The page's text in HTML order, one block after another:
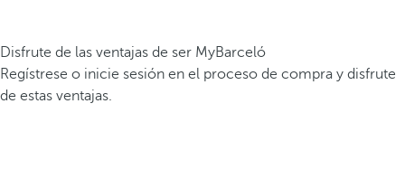
Disfrute de las ventajas de ser MyBarceló
Regístrese o inicie sesión en el proceso de compra y disfrute
de estas ventajas.